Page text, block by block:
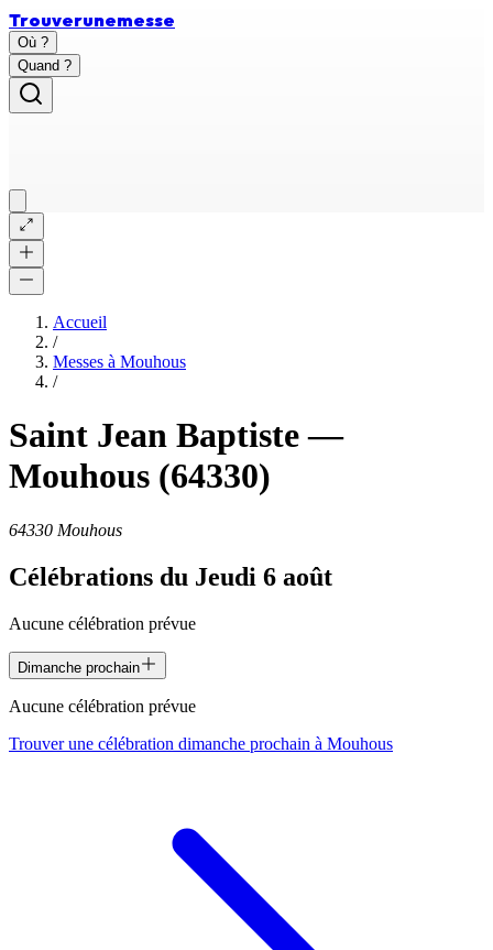
Trouverunemesse
Où ?
Quand ?
Accueil
/
Messes à Mouhous
/
Saint Jean Baptiste—
Mouhous (64330)
64330 Mouhous
Célébrations du Jeudi 6 août
Aucune célébration prévue
Dimanche prochain
Aucune célébration prévue
Trouver une célébration dimanche prochain à Mouhous